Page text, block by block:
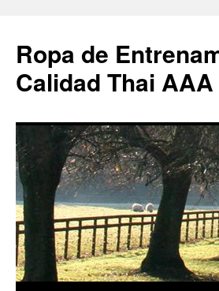
Ropa de
Calidad Thai AAA